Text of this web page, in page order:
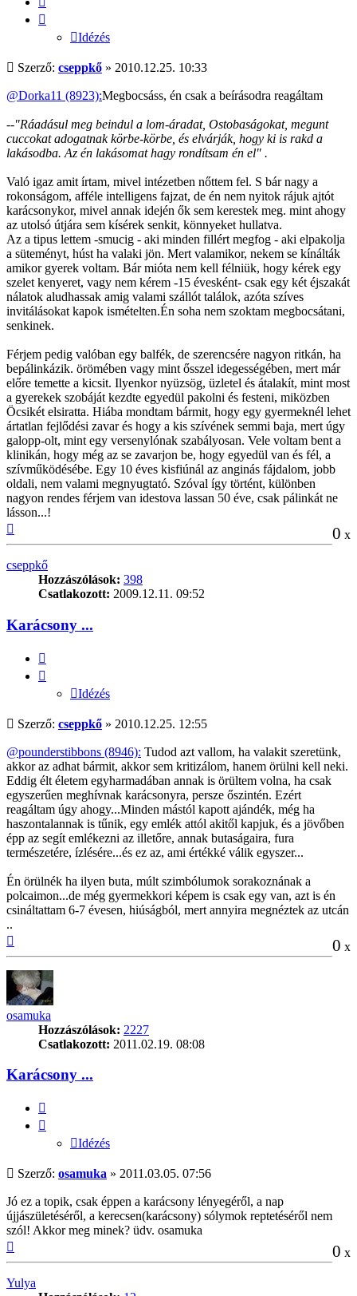
Idézés
Hozzászólás
Szerző: cseppkő » 2010.12.25. 10:33
@Dorka11 (8923):Megbocsáss, én csak a beírásodra reagáltam
--"Ráadásul meg beindul a lom-áradat, Ostobaságokat, megunt
cuccokat adogatnak körbe-körbe, és elvárják, hogy ki is rakd a
lakásodba. Az én lakásomat hagy rondítsam én el" .
Való igaz amit írtam, mivel intézetben nőttem fel. S bár nagy a
rokonságom, afféle intelligens fajzat, de én nem nyitok rájuk ajtót
karácsonykor, mivel annak idején ők sem kerestek meg. mint ahogy
az utolsó útjára sem kísérek senkit, könnyeket hullatva.
Az a tipus lettem -smucig - aki minden fillért megfog - aki elpakolja
a süteményt, húst ha valaki jön. Mert valamikor, nekem se kínálták
amikor gyerek voltam. Bár mióta nem kell félniük, hogy kérek egy
szelet kenyeret, vagy nem kérem -15 évesként- csak egy két éjszakát
nálatok aludhassak amig valami szállót találok, azóta szíves
invitálásokat kapok ismételten.Én soha nem szoktam megbocsátani,
senkinek.
Férjem pedig valóban egy balfék, de szerencsére nagyon ritkán, ha
bepálinkázik. örömében vagy mint ősszel idegességében, mert már
előre temette a kicsit. Ilyenkor nyüzsög, üzletel és átalakít, mint most
a gyerekek szobáját kezdte egyedül pakolni és festeni, miközben
Öcsikét elsiratta. Hiába mondtam bármit, hogy egy gyermeknél lehet
ártatlan fejlődési zavar és hogy a kis szívének semmi baja, mert úgy
galopp-olt, mint egy versenylónak szabályosan. Vele voltam bent a
klinikán, hogy még az se zavarjon be, hogy egyedül van és fél, a
szívműködésébe. Egy 10 éves kisfiúnál az anginás fájdalom, jobb
oldali, nem valami megnyugtató. Szóval így történt, különben
nagyon rendes férjem van idestova lassan 50 éve, csak pálinkát ne
lásson...!
0 x
cseppkő
Hozzászólások: 398
Csatlakozott: 2009.12.11. 09:52
Karácsony ...
Idézés
Hozzászólás
Szerző: cseppkő » 2010.12.25. 12:55
@pounderstibbons (8946): Tudod azt vallom, ha valakit szeretünk,
akkor az adhat bármit, akkor sem kritizálom, hanem örülni kell neki.
Eddig élt életem egyharmadában annak is örültem volna, ha csak
egyszerűen meghívnak karácsonyra, persze őszintén. Ezért
reagáltam úgy ahogy...Minden mástól kapott ajándék, még ha
haszontalannak is tűnik, egy emlék attól akitől kapjuk, és a jövőben
épp az segít emlékezni az illetőre, annak butaságaira, fura
természetére, ízlésére...és ez az, ami értékké válik egyszer...
Én örülnék ha ilyen buta, múlt szimbólumok sorakoznának a
polcaimon...de még gyermekkori képem is csak egy van, azt is én
csináltattam 6-7 évesen, hiúságból, mert annyira megnéztek az utcán
..
0 x
osamuka
Hozzászólások: 2227
Csatlakozott: 2011.02.19. 08:08
Karácsony ...
Idézés
Hozzászólás
Szerző: osamuka » 2011.03.05. 07:56
Jó ez a topik, csak éppen a karácsony lényegéről, a nap
újjászületéséről, a kerecsen(karácsony) sólymok reptetéséről nem
szól! Akkor meg minek? üdv. osamuka
0 x
Yulya